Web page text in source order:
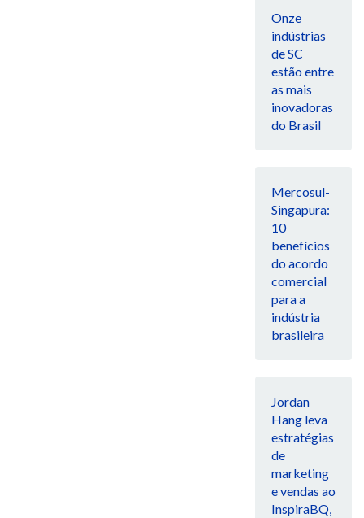
Onze
indústrias
de SC
estão entre
as mais
inovadoras
do Brasil
Mercosul-
Singapura:
10
benefícios
do acordo
comercial
para a
indústria
brasileira
Jordan
Hang leva
estratégias
de
marketing
e vendas ao
InspiraBQ,